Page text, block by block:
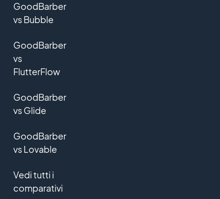
GoodBarber
vs Bubble
GoodBarber
vs
FlutterFlow
GoodBarber
vs Glide
GoodBarber
vs Lovable
Vedi tutti i
comparativi